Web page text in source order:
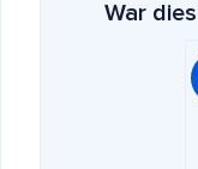
War